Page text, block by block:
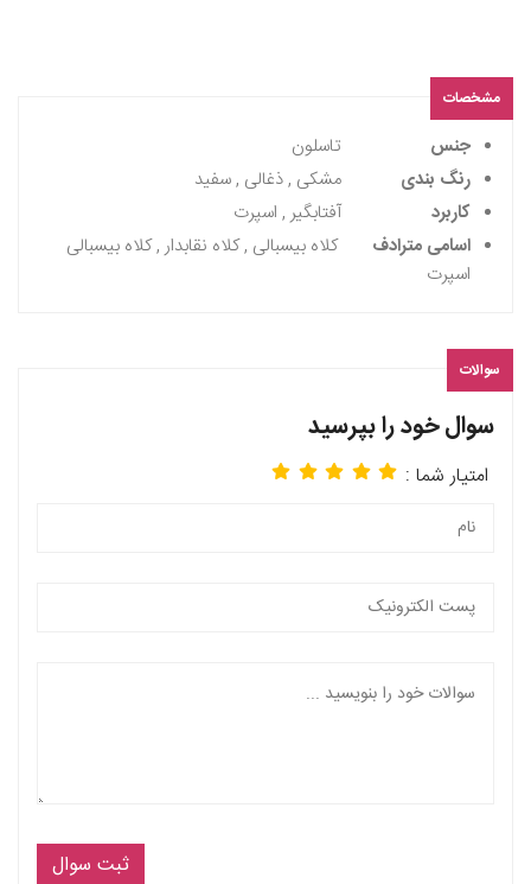
مشخصات
جنس
تاسلون
رنگ بندی
مشکی , ذغالی , سفید
کاربرد
آفتابگیر , اسپرت
اسامی مترادف
کلاه بیسبالی , کلاه نقابدار , کلاه بیسبالی
اسپرت
سوالات
سوال خود را بپرسید
امتیار شما :
ثبت سوال